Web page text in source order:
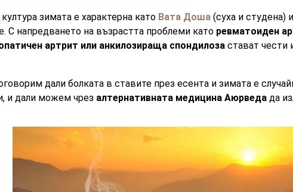
зимата е характерна катоВата Доша(суха и студена)
С напредването на възрастта проблеми като ревматоиден
артрит или анкилозираща спондилозастават чести
дали болката в ставите през есента и зимата е
и дали можем чрез алтернативната медицина Аюрведада